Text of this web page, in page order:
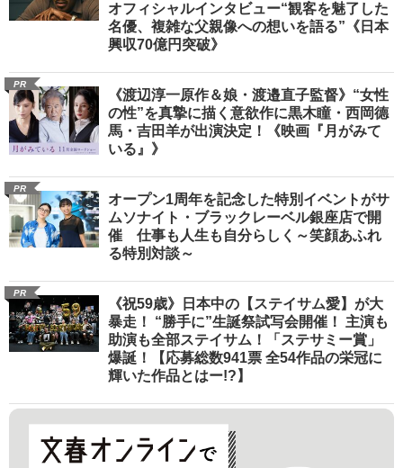
オフィシャルインタビュー“観客を魅了した
名優、複雑な父親像への想いを語る”《日本
興収70億円突破》
PR
《渡辺淳一原作＆娘・渡邉直子監督》“女性
の性”を真摯に描く意欲作に黒木瞳・西岡德
馬・吉田羊が出演決定！《映画『月がみて
いる』》
PR
オープン1周年を記念した特別イベントがサ
ムソナイト・ブラックレーベル銀座店で開
催 仕事も人生も自分らしく～笑顔あふれ
る特別対談～
PR
《祝59歳》日本中の【ステイサム愛】が大
暴走！ “勝手に”生誕祭試写会開催！ 主演も
助演も全部ステイサム！「ステサミー賞」
爆誕！【応募総数941票 全54作品の栄冠に
輝いた作品とはー!?】